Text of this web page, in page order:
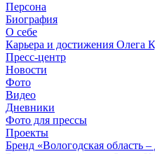
Персона
Биография
О себе
Карьера и достижения Олега
Пресс-центр
Новости
Фото
Видео
Дневники
Фото для прессы
Проекты
Бренд «Вологодская область